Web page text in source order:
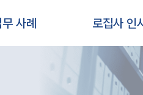
사례 로집사 인